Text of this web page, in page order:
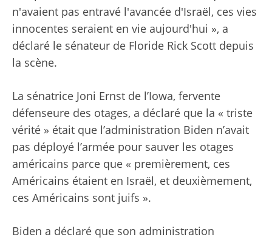
n'avaient pas entravé l'avancée d'Israël, ces vies
innocentes seraient en vie aujourd'hui », a
déclaré le sénateur de Floride Rick Scott depuis
la scène.
La sénatrice Joni Ernst de l’Iowa, fervente
défenseure des otages, a déclaré que la « triste
vérité » était que l’administration Biden n’avait
pas déployé l’armée pour sauver les otages
américains parce que « premièrement, ces
Américains étaient en Israël, et deuxièmement,
ces Américains sont juifs ».
Biden a déclaré que son administration